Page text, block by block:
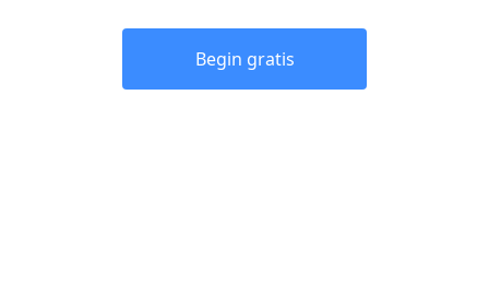
Begin gratis